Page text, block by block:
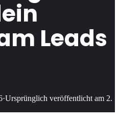
Leads
·Ursprünglich veröffentlicht am 2.